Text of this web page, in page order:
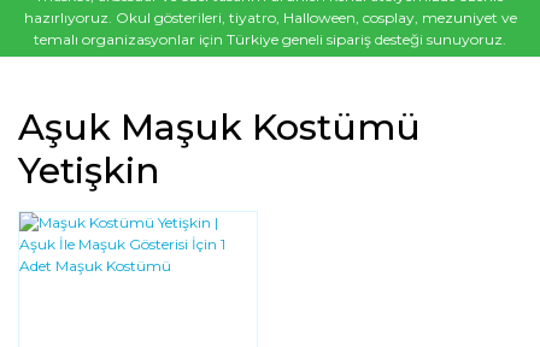
hazırlıyoruz. Okul gösterileri, tiyatro, Halloween, cosplay, mezuniyet ve
temalı organizasyonlar için Türkiye geneli sipariş desteği sunuyoruz.
Aşuk Maşuk Kostümü
Yetişkin